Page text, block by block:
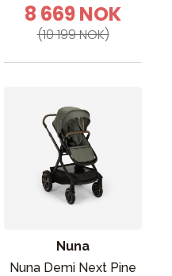
8 669 NOK
(10 199 NOK)
Nuna
Nuna Demi Next Pine